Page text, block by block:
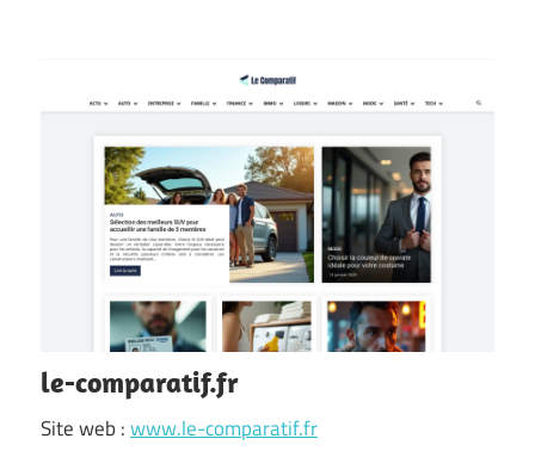
le-comparatif.fr
Site web :www.le-comparatif.fr